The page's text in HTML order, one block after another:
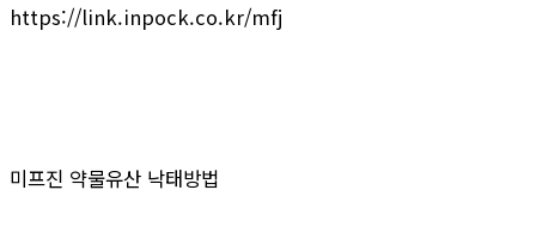
https://link.inpock.co.kr/mfj
미프진 약물유산 낙태방법